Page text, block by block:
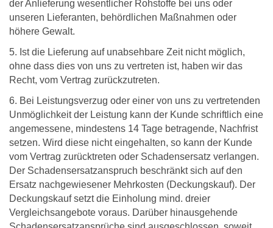
der Anlieferung wesentlicher Rohstoffe bei uns oder
unseren Lieferanten, behördlichen Maßnahmen oder
höhere Gewalt.
5. Ist die Lieferung auf unabsehbare Zeit nicht möglich,
ohne dass dies von uns zu vertreten ist, haben wir das
Recht, vom Vertrag zurückzutreten.
6. Bei Leistungsverzug oder einer von uns zu vertretenden
Unmöglichkeit der Leistung kann der Kunde schriftlich eine
angemessene, mindestens 14 Tage betragende, Nachfrist
setzen. Wird diese nicht eingehalten, so kann der Kunde
vom Vertrag zurücktreten oder Schadensersatz verlangen.
Der Schadensersatzanspruch beschränkt sich auf den
Ersatz nachgewiesener Mehrkosten (Deckungskauf). Der
Deckungskauf setzt die Einholung mind. dreier
Vergleichsangebote voraus. Darüber hinausgehende